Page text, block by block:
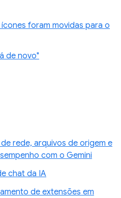
foram movidas para o
de novo"
rede, arquivos de origem e
com o Gemini
chat da IA
de extensões em